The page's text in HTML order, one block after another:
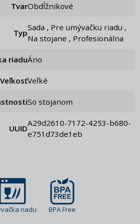
Tvar Obdĺžnikové
Typ
Sada , Pre umývačku riadu ,
Na stojane , Profesionálna
riadu Áno
Veľkosť Veľké
So stojanom
UUID
a29d2610-7172-4253-b680-
e751d73de1eb
riadu BPA Free